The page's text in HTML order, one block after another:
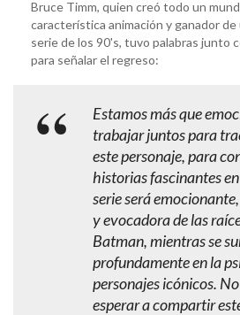
Bruce Timm, quien creó todo un
característica animación y ganador de
serie de los 90's, tuvo palabras junto
para señalar el regreso:
Estamos más que
trabajar juntos para
este personaje, para
historias fascinantes
serie será
y evocadora de las
Batman, mientras se
profundamente en la
personajes icónicos.
esperar a compartir